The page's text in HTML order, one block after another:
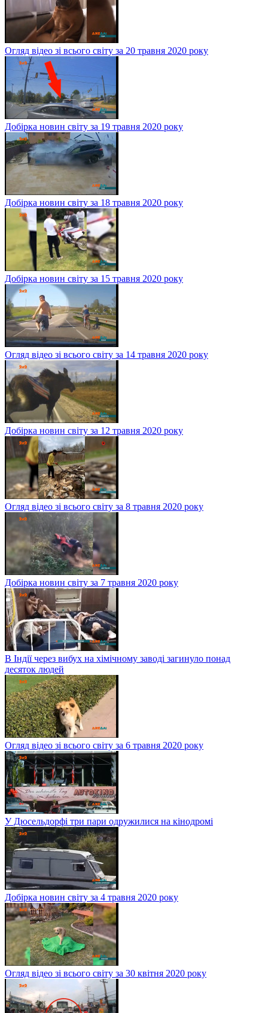
Огляд відео зі всього світу за 20 травня 2020 року
Добірка новин світу за 19 травня 2020 року
Добірка новин світу за 18 травня 2020 року
Добірка новин світу за 15 травня 2020 року
Огляд відео зі всього світу за 14 травня 2020 року
Добірка новин світу за 12 травня 2020 року
Огляд відео зі всього світу за 8 травня 2020 року
Добірка новин світу за 7 травня 2020 року
В Індії через вибух на хімічному заводі загинуло понад
десяток людей
Огляд відео зі всього світу за 6 травня 2020 року
У Дюсельдорфі три пари одружилися на кінодромі
Добірка новин світу за 4 травня 2020 року
Огляд відео зі всього світу за 30 квітня 2020 року